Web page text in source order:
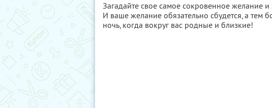
Загадайте свое самое сокровенное желание
И ваше желание обязательно сбудется, а тем
ночь, когда вокруг вас родные и близкие!